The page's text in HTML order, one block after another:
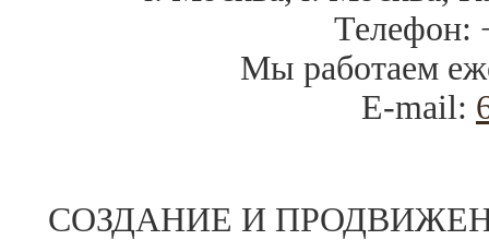
Телефон:
Мы работаем
E-mail:
СОЗДАНИЕ И